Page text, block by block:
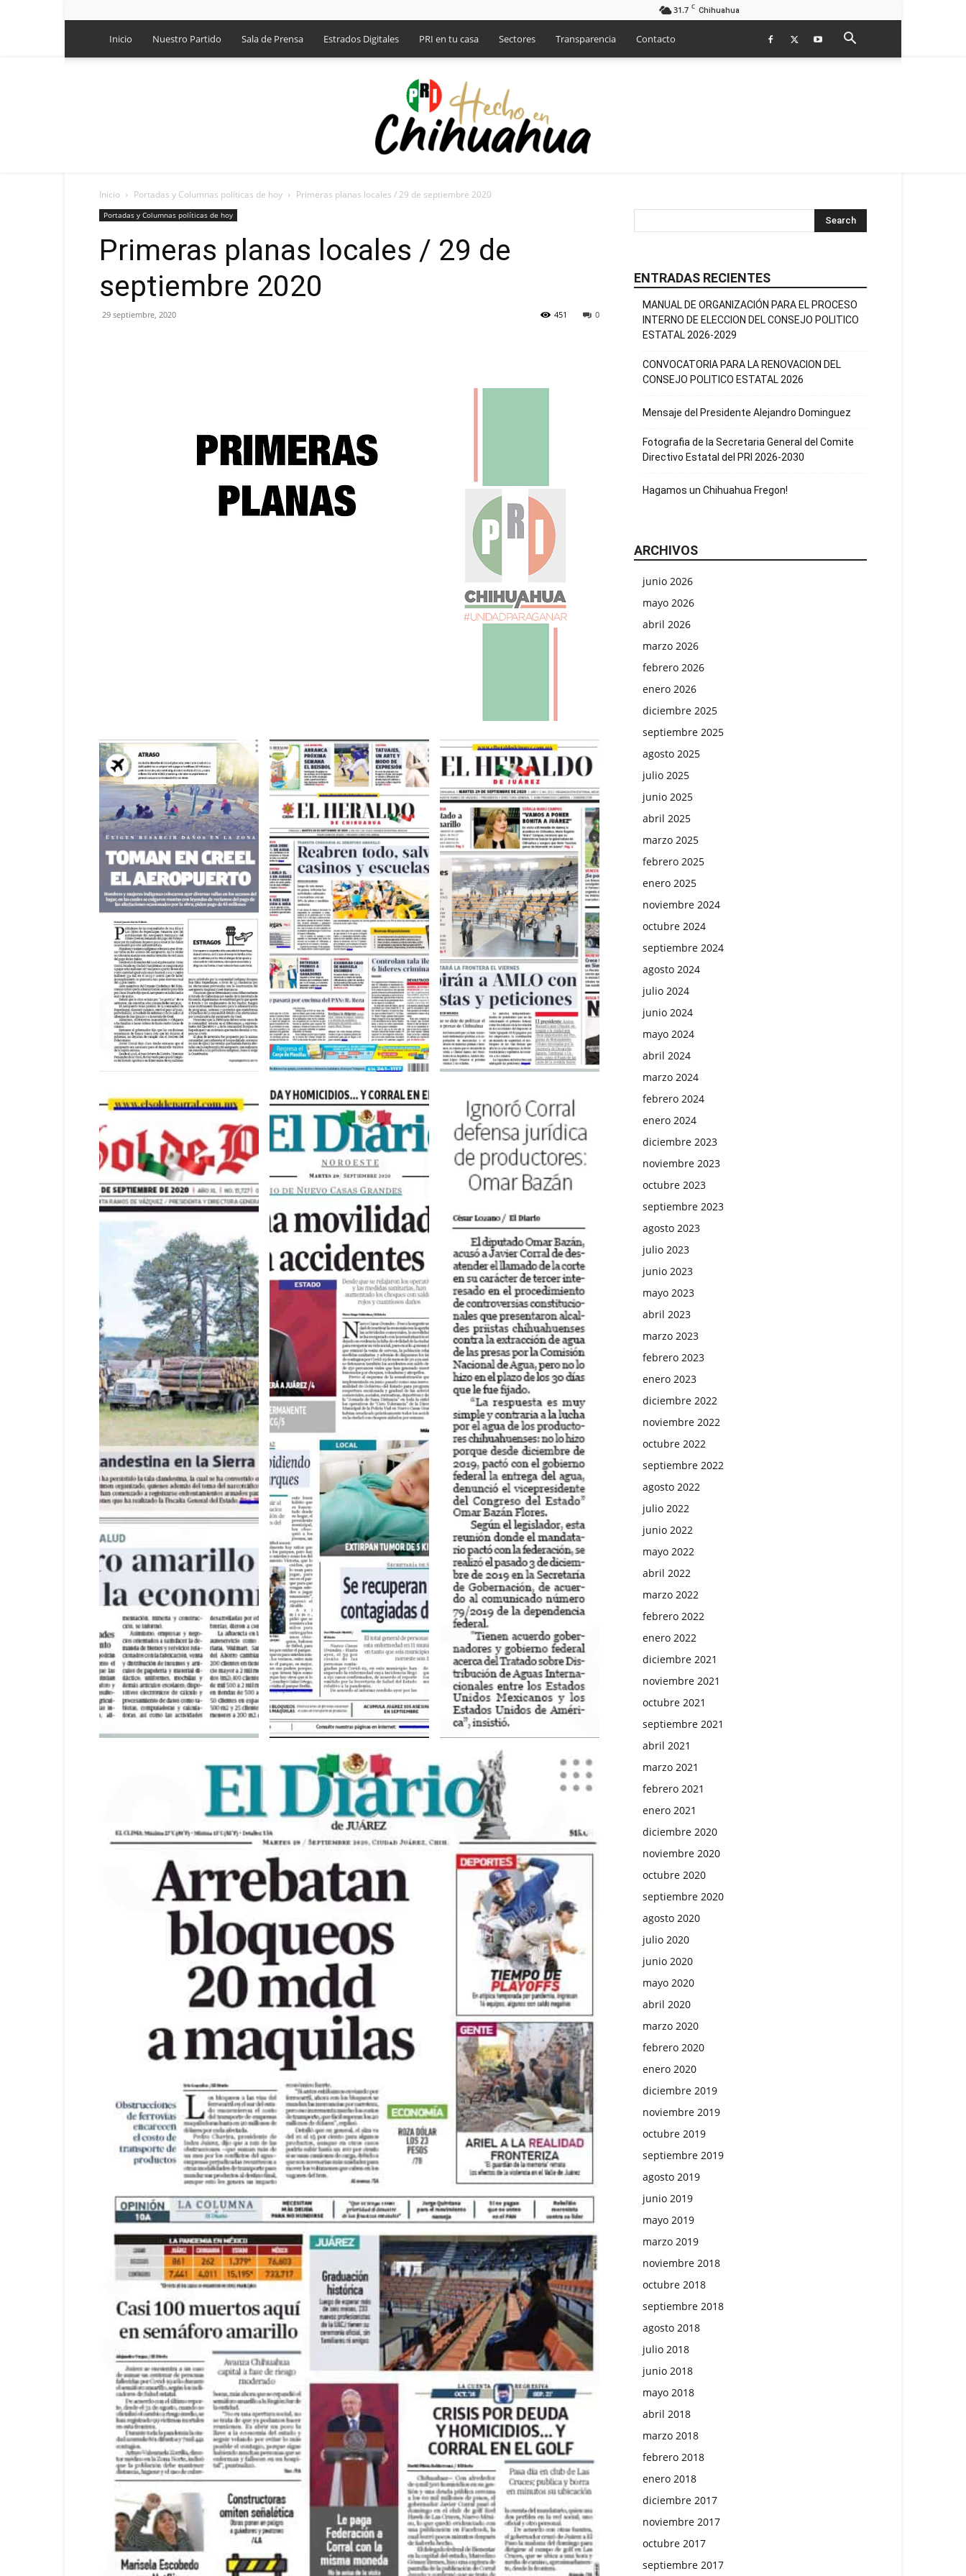
31.7 C Chihuahua
Inicio Nuestro Partido Sala de Prensa Estrados Digitales PRI en tu casa Sectores Transparencia Contacto
Chihuahua
Inicio Portadas y Columnas políticas de hoy Primeras planas locales / 29 de septiembre 2020
Portadas y Columnas políticas de hoy
Primeras planas locales / 29 de
septiembre 2020
29 septiembre, 2020 0
451
ENTRADAS RECIENTES
MANUAL DE ORGANIZACIÓN PARA EL PROCESO
INTERNO DE ELECCION DEL CONSEJO POLITICO
ESTATAL 2026-2029
CONVOCATORIA PARA LA RENOVACION DEL
CONSEJO POLITICO ESTATAL 2026
Mensaje del Presidente Alejandro Dominguez
Fotografia de la Secretaria General del Comite
Directivo Estatal del PRI 2026-2030
Hagamos un Chihuahua Fregon!
ARCHIVOS
junio 2026
mayo 2026
abril 2026
marzo 2026
febrero 2026
enero 2026
diciembre 2025
septiembre 2025
agosto 2025
julio 2025
junio 2025
abril 2025
marzo 2025
febrero 2025
enero 2025
noviembre 2024
octubre 2024
septiembre 2024
agosto 2024
julio 2024
junio 2024
mayo 2024
abril 2024
marzo 2024
febrero 2024
enero 2024
diciembre 2023
noviembre 2023
octubre 2023
septiembre 2023
agosto 2023
julio 2023
junio 2023
mayo 2023
abril 2023
marzo 2023
febrero 2023
enero 2023
diciembre 2022
noviembre 2022
octubre 2022
septiembre 2022
agosto 2022
julio 2022
junio 2022
mayo 2022
abril 2022
marzo 2022
febrero 2022
enero 2022
diciembre 2021
noviembre 2021
octubre 2021
septiembre 2021
abril 2021
marzo 2021
febrero 2021
enero 2021
diciembre 2020
noviembre 2020
octubre 2020
septiembre 2020
agosto 2020
julio 2020
junio 2020
mayo 2020
abril 2020
marzo 2020
febrero 2020
enero 2020
diciembre 2019
noviembre 2019
octubre 2019
septiembre 2019
agosto 2019
junio 2019
mayo 2019
marzo 2019
noviembre 2018
octubre 2018
septiembre 2018
agosto 2018
julio 2018
junio 2018
mayo 2018
abril 2018
marzo 2018
febrero 2018
enero 2018
diciembre 2017
noviembre 2017
octubre 2017
septiembre 2017